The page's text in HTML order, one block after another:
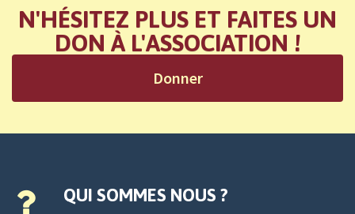
N'HÉSITEZ PLUS ET FAITES UN
DON À L'ASSOCIATION !
Donner
QUI SOMMES NOUS ?